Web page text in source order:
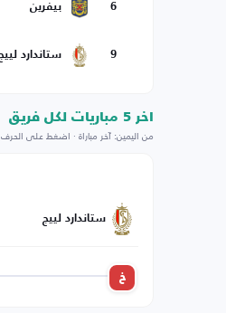
6 بيفرين
9 ستاندارد لييج
اخر 5 مباريات لكل فريق
من اليمين: آخر مباراة · اضغط على
ستاندارد لييج
خ